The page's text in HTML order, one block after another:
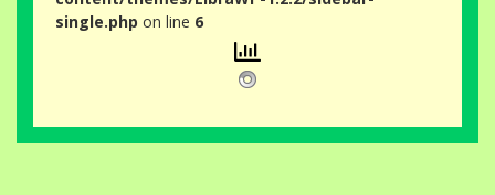
single.php on line 6